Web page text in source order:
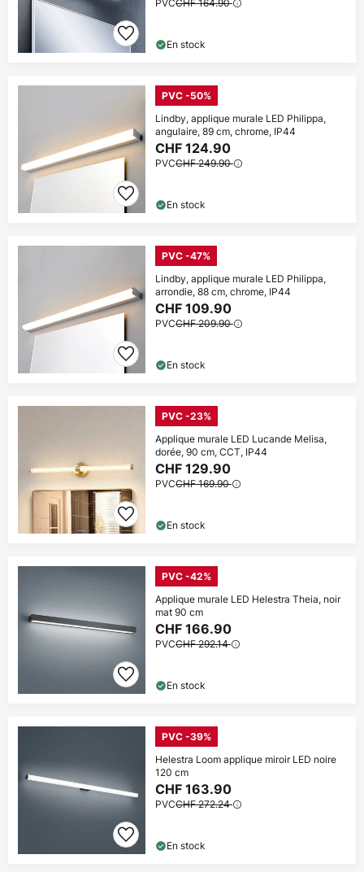
PVCCHF 164.90
En stock
PVC -50%
Lindby, applique murale LED Philippa,
angulaire, 89 cm, chrome, IP44
CHF 124.90
PVCCHF 249.90
En stock
PVC -47%
Lindby, applique murale LED Philippa,
arrondie, 88 cm, chrome, IP44
CHF 109.90
PVCCHF 209.90
En stock
PVC -23%
Applique murale LED Lucande Melisa,
dorée, 90 cm, CCT, IP44
CHF 129.90
PVCCHF 169.90
En stock
PVC -42%
Applique murale LED Helestra Theia, noir
mat 90 cm
CHF 166.90
PVCCHF 292.14
En stock
PVC -39%
Helestra Loom applique miroir LED noire
120 cm
CHF 163.90
PVCCHF 272.24
En stock